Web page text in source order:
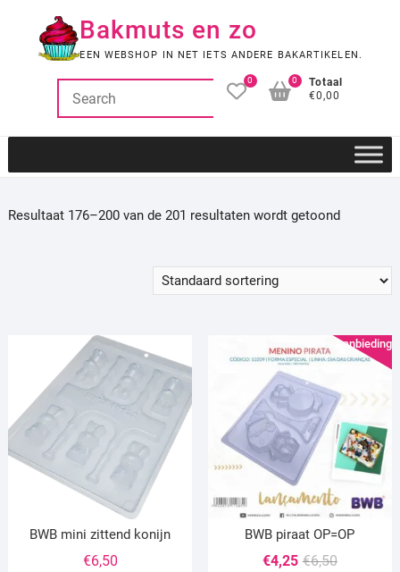
Bakmuts en zo
EEN WEBSHOP IN NET IETS ANDERE BAKARTIKELEN.
0
Totaal
€0,00
0
Resultaat 176–200 van de 201 resultaten wordt getoond
BWB mini zittend konijn
€6,50
Aanbieding!
BWB piraat OP=OP
€6,50
€4,25
Huidige